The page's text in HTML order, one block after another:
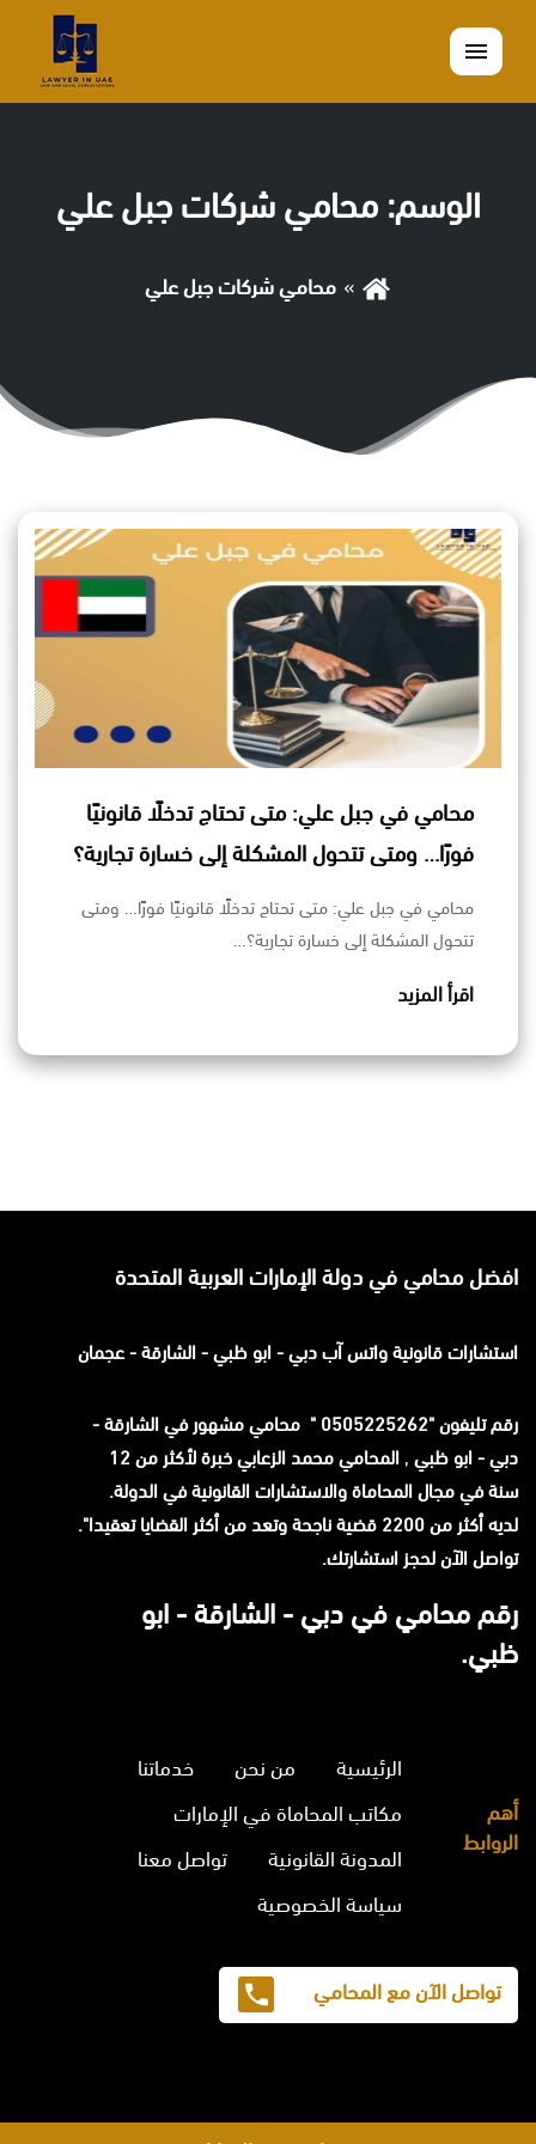
القائمة
الوسم:محامي شركات جبل علي
محامي شركات جبل علي
محامي في جبل علي: متى تحتاج تدخلًا قانونيًا
فورًا… ومتى تتحول المشكلة إلى خسارة تجارية؟
محامي في جبل علي: متى تحتاج تدخلًا قانونيًا فورًا… ومتى
تتحول المشكلة إلى خسارة تجارية؟…
اقرأ المزيد
افضل محامي في دولة الإمارات العربية المتحدة
استشارات قانونيةواتس آبدبي - ابو ظبي - الشارقة - عجمان
رقم تليفون "0505225262 " محامي مشهور في الشارقة -
دبي - ابو ظبي ,
المحامي محمد الزعابي خبرة لأكثر من 12
سنة في مجال المحاماة والاستشارات القانونية في الدولة.
لديه أكثر من 2200 قضية ناجحة وتعد من أكثر القضايا تعقيدا".
تواصل الآن لحجز استشارتك.
رقم محامي في دبي - الشارقة - ابو
ظبي.
أهم
الروابط
الرئيسية من نحن
خدماتنا
مكاتب المحاماة في الإمارات
المدونة القانونية
تواصل معنا
سياسة الخصوصية
تواصل الآن مع المحامي